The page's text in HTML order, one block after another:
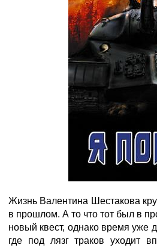
Жизнь Валентина Шестакова
в прошлом. А то что тот был в
новый квест, однако время уже
где под лязг траков уходит